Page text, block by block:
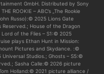
GmbH. Distributed by Sony
ROOKIE – ABC’s „The Rookie
Russo):© 2025 Lions Gate
Reserved.; House of the Dragon
of the Flies – S1:© 2025
plays Ethan Hunt in Mission:
Pictures and Skydance. :©
Studios.; Ghosts – S5:©
Sasha Calle:© 2026 picture
Holland:© 2021 picture alliance /